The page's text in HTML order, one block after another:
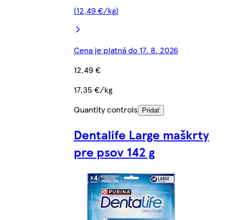
(12,49 €/kg)
Cena je platná do 17. 8. 2026
12,49 €
17,35 €/kg
Quantity controls
Pridať
Dentalife Large maškrty
pre psov 142 g